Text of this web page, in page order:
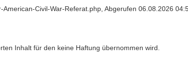
Civil-War-Referat.php, Abgerufen 06.08.2026
Inhalt für den keine Haftung übernommen wird.